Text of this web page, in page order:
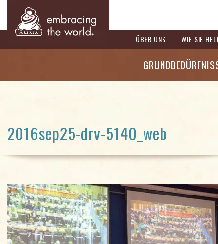
ÜBER UNS WIE SIE
2016sep25-drv-5140_web